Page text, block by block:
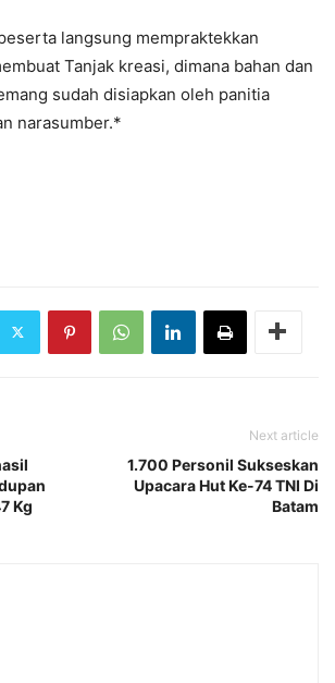
langsung mempraktekkan
Tanjak kreasi, dimana bahan dan
sudah disiapkan oleh panitia
narasumber.*
Kg
Next article
1.700 Personil Sukseskan
Upacara Hut Ke-74 TNI Di
Batam